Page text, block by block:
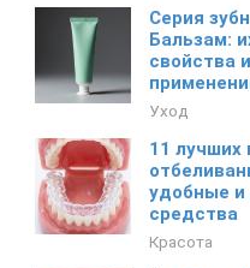
Серия
Бальзам:
свойства
Уход
11 лучших
удобные
средства
Красота